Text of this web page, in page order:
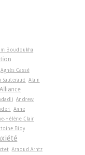
Boudoukha
Agnès Cassé
Sauteraud Alain
Alliance
Andrew
Anne
Hélène Clair
Bioy
Arnoud Arntz